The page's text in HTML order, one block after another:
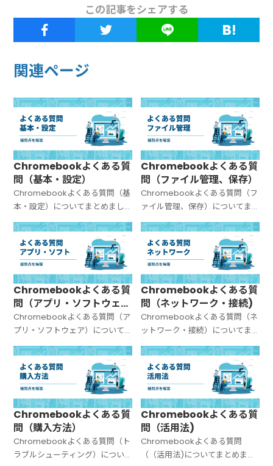
この記事をシェアする
関連ページ
Chromebookよくある質
問（基本・設定）
Chromebookよくある質問（基
本・設定）についてまとめまし
た。
Chromebookよくある質
問（ファイル管理、保存）
Chromebookよくある質問（フ
ァイル管理、保存）についてま
とめました。
Chromebookよくある質
問（アプリ・ソフトウェ
ア）
Chromebookよくある質問（ア
プリ・ソフトウェア）について
まとめました。
Chromebookよくある質
問（ネットワーク・接続)
Chromebookよくある質問（ネ
ットワーク・接続）についてま
とめました。
Chromebookよくある質
問（購入方法）
Chromebookよくある質問（ト
ラブルシューティング）につい
Chromebookよくある質
問（活用法)
Chromebookよくある質問
（（活用法)についてまとめまし